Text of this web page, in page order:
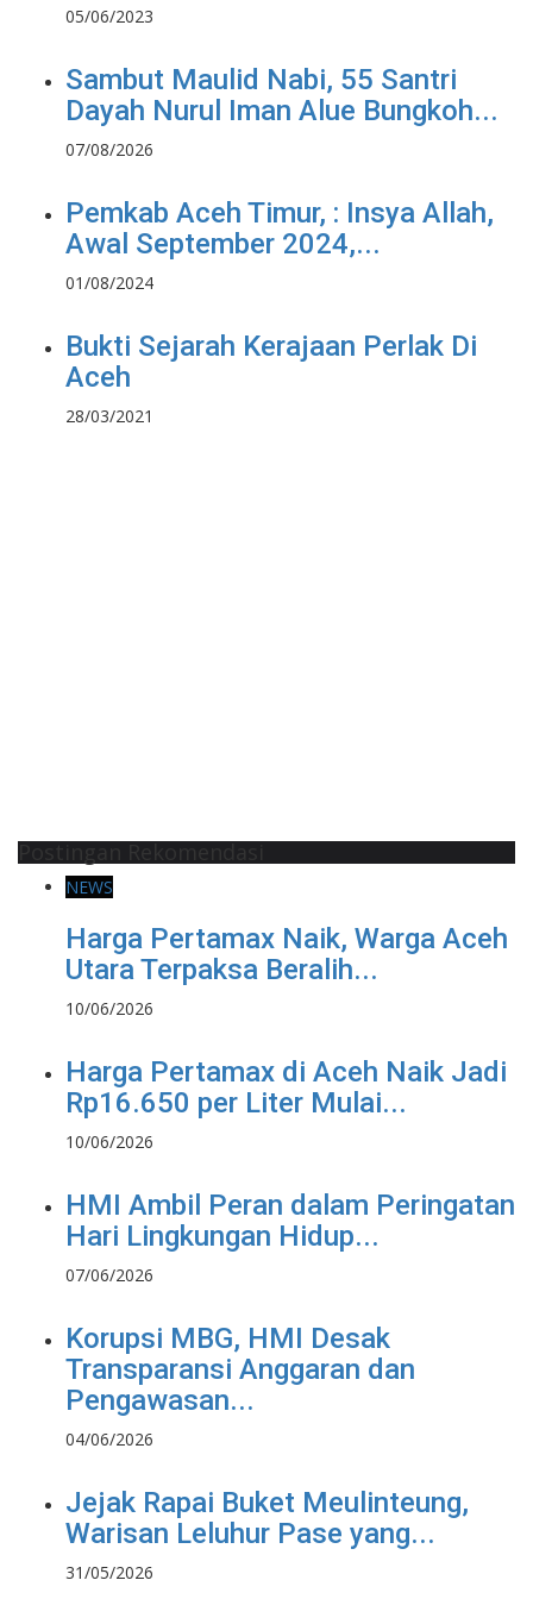
05/06/2023
Sambut Maulid Nabi, 55 Santri
Dayah Nurul Iman Alue Bungkoh...
07/08/2026
Pemkab Aceh Timur, : Insya Allah,
Awal September 2024,...
01/08/2024
Bukti Sejarah Kerajaan Perlak Di
Aceh
28/03/2021
NEWS
Harga Pertamax Naik, Warga Aceh
Utara Terpaksa Beralih...
10/06/2026
Harga Pertamax di Aceh Naik Jadi
Rp16.650 per Liter Mulai...
10/06/2026
HMI Ambil Peran dalam Peringatan
Hari Lingkungan Hidup...
07/06/2026
Korupsi MBG, HMI Desak
Transparansi Anggaran dan
Pengawasan...
04/06/2026
Jejak Rapai Buket Meulinteung,
Warisan Leluhur Pase yang...
31/05/2026